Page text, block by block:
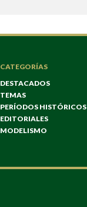
CATEGORÍAS
DESTACADOS
TEMAS
PERÍODOS HISTÓRICOS
EDITORIALES
MODELISMO